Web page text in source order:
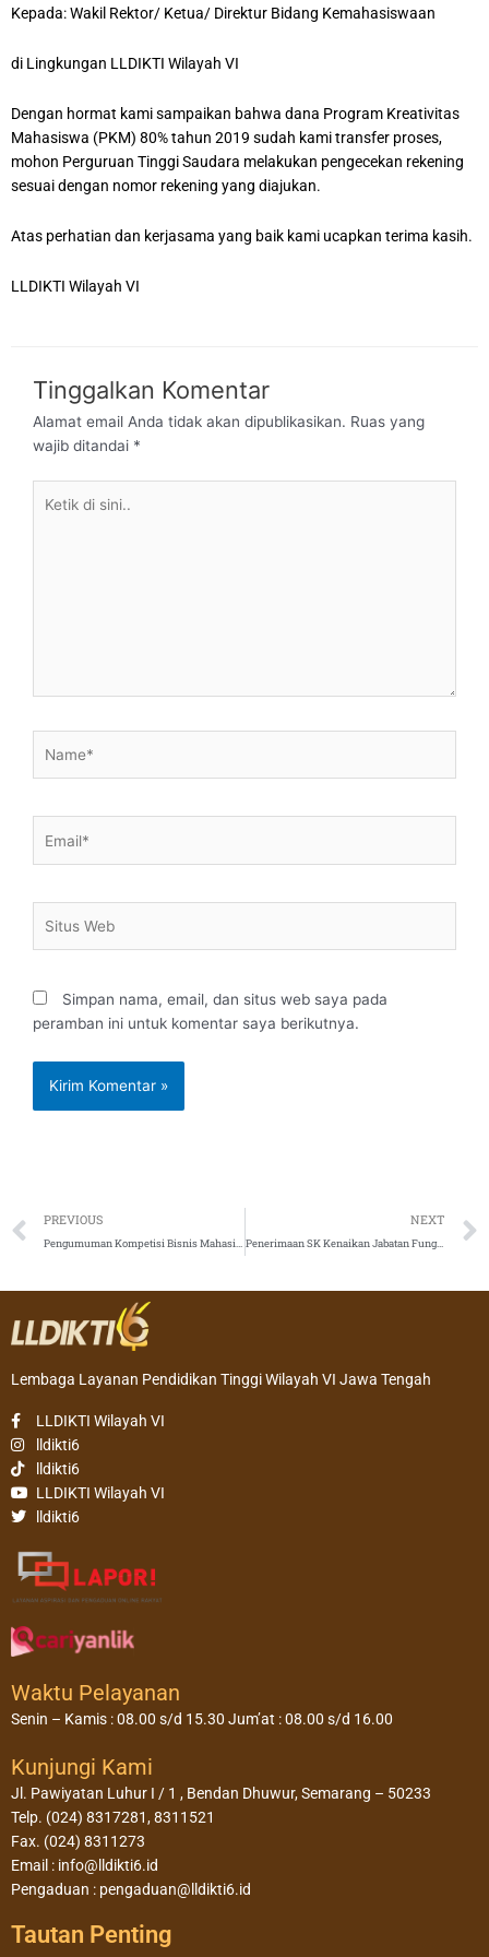
Kepada: Wakil Rektor/ Ketua/ Direktur Bidang Kemahasiswaan
di Lingkungan LLDIKTI Wilayah VI
Dengan hormat kami sampaikan bahwa dana Program Kreativitas
Mahasiswa (PKM) 80% tahun 2019 sudah kami transfer proses,
mohon Perguruan Tinggi Saudara melakukan pengecekan rekening
sesuai dengan nomor rekening yang diajukan.
Atas perhatian dan kerjasama yang baik kami ucapkan terima kasih.
LLDIKTI Wilayah VI
Tinggalkan Komentar
Alamat email Anda tidak akan dipublikasikan. Ruas yang
wajib ditandai *
Web
Simpan nama, email, dan situs web saya pada
peramban ini untuk komentar saya berikutnya.
Prev
PREVIOUS NEXT
Penerimaan SK Kenaikan Jabatan Fungsional Dosen Asisten Ahli dan Lektor, 5 Juli 2019
Lembaga Layanan Pendidikan Tinggi Wilayah VI Jawa Tengah
LLDIKTI Wilayah VI
lldikti6
lldikti6
LLDIKTI Wilayah VI
lldikti6
Waktu Pelayanan
Senin – Kamis : 08.00 s/d 15.30 Jum’at : 08.00 s/d 16.00
Kunjungi Kami
Jl. Pawiyatan Luhur I / 1 , Bendan Dhuwur, Semarang – 50233
Telp. (024) 8317281, 8311521
Fax. (024) 8311273
Email : info@lldikti6.id
Pengaduan : pengaduan@lldikti6.id
Tautan Penting